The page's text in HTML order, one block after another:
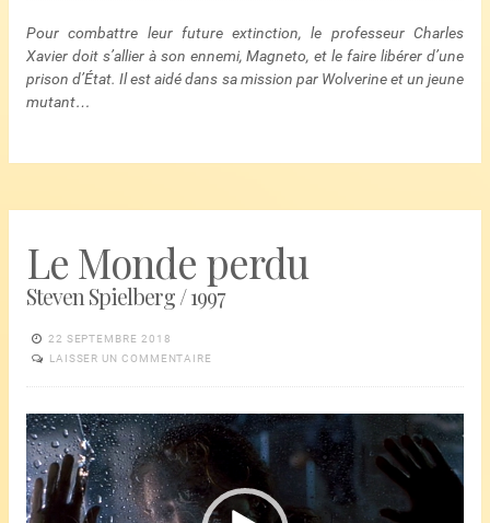
Pour combattre leur future extinction, le professeur Charles
Xavier doit s’allier à son ennemi, Magneto, et le faire libérer d’une
prison d’État. Il est aidé dans sa mission par Wolverine et un jeune
mutant…
Le Monde perdu
Steven Spielberg / 1997
22 SEPTEMBRE 2018
LAISSER UN COMMENTAIRE
Lecteur
vidéo